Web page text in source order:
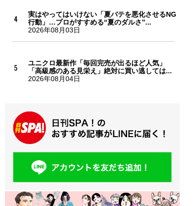
実はやってはいけない「夏バテを悪化させるNG
行動」…プロがすすめる“夏のダルさ”...
2026年08月03日
ユニクロ最新作「毎回完売が出るほど人気」
「高級感のある見栄え」絶対に買い逃しては...
2026年08月04日